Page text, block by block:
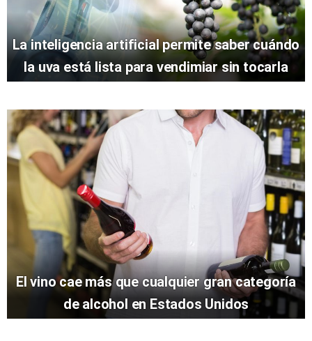
La inteligencia artificial permite saber cuándo
la uva está lista para vendimiar sin tocarla
El vino cae más que cualquier gran categoría
de alcohol en Estados Unidos